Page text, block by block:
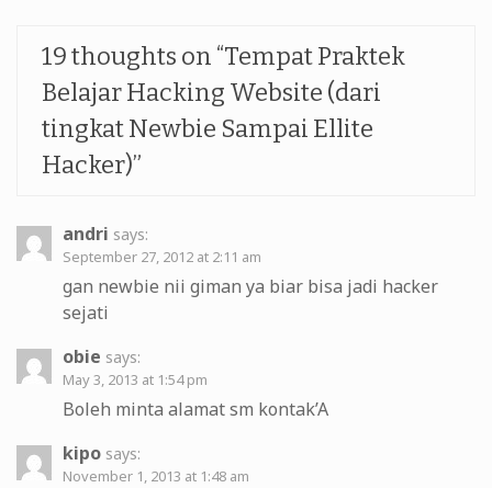
19 thoughts on “Tempat Praktek
Belajar Hacking Website (dari
tingkat Newbie Sampai Ellite
Hacker)”
andri says:
September 27, 2012 at 2:11 am
gan newbie nii giman ya biar bisa jadi hacker
sejati
obie says:
May 3, 2013 at 1:54 pm
Boleh minta alamat sm kontak’A
kipo says:
November 1, 2013 at 1:48 am